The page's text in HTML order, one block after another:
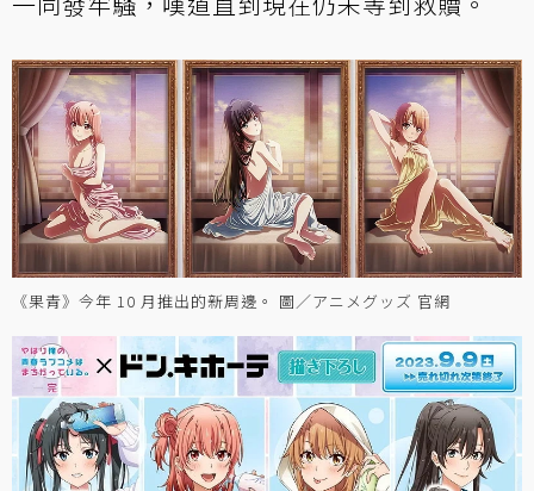
《果青》今年 10 月推出的新周邊。 圖／アニメグッズ 官網